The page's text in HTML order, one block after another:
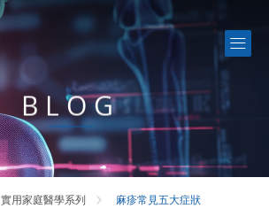
BLOG
實用家庭醫學系列 麻疹常見五大症狀